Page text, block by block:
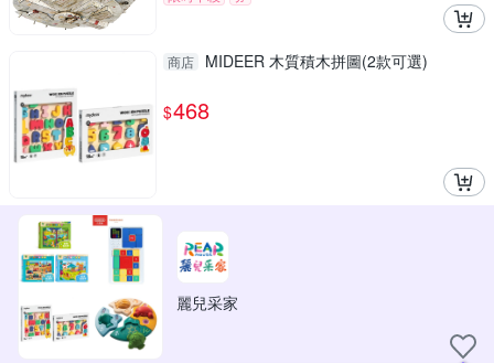
商店 MIDEER 木質積木拼圖(2款可選)
$468
麗兒采家